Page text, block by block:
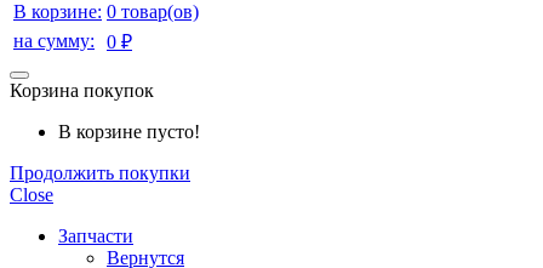
В корзине: 0 товар(ов)
на сумму:
0 ₽
Корзина покупок
В корзине пусто!
Продолжить покупки
Close
Запчасти
Вернутся